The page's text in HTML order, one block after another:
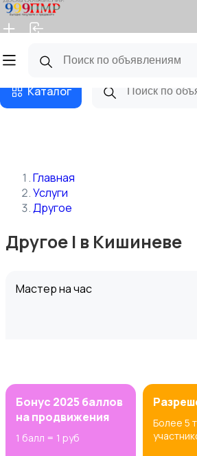
Главная
Каталог
Главная
Услуги
Другое
Другое | в Кишиневе
Мастер на час
Организация праздников
Бонус 2025 баллов
на продвижения
1 балл = 1 руб
Более 5